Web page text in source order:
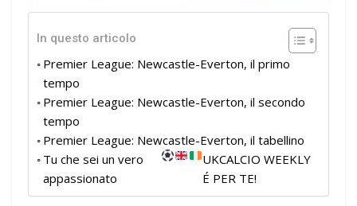
In questo articolo
Premier League: Newcastle-Everton, il primo
tempo
Premier League: Newcastle-Everton, il secondo
tempo
Premier League: Newcastle-Everton, il tabellino
Tu che sei un vero
appassionato
UKCALCIO WEEKLY
É PER TE!